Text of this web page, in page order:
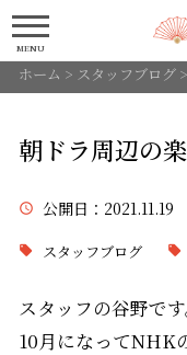
MENU
ホーム > スタッフブログ>
朝ドラ周辺の
公開日 ：2021.11.19
スタッフブログ
スタッフの谷野です
10月になってNHK